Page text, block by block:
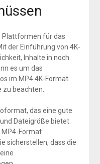
Plattformen für das
der Einführung von 4K-
Inhalte in noch
es um das
im MP4 4K-Format
zu beachten.
das eine gute
Dateigröße bietet.
MP4-Format
sicherstellen, dass die